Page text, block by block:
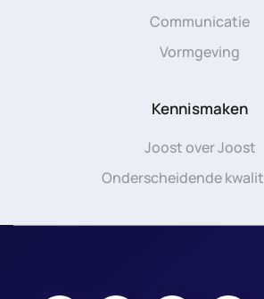
Communicatie
Vormgeving
Kennismaken
Joost over Joost
Onderscheidende